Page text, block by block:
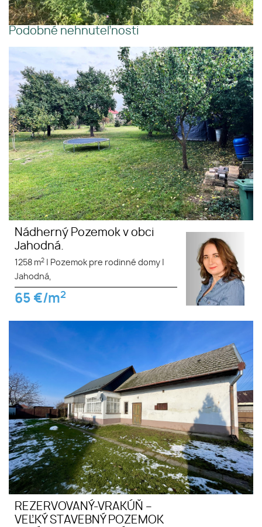
Podobné nehnuteľnosti
Pozemok v obci Jahodná.
Nádherný Pozemok v obci
Jahodná.
1258 m2 Pozemok pre rodinné domy
Jahodná,
65 €/m2
REZERVOVANÝ-VRAKÚŇ –
VEĽKÝ STAVEBNÝ POZEMOK